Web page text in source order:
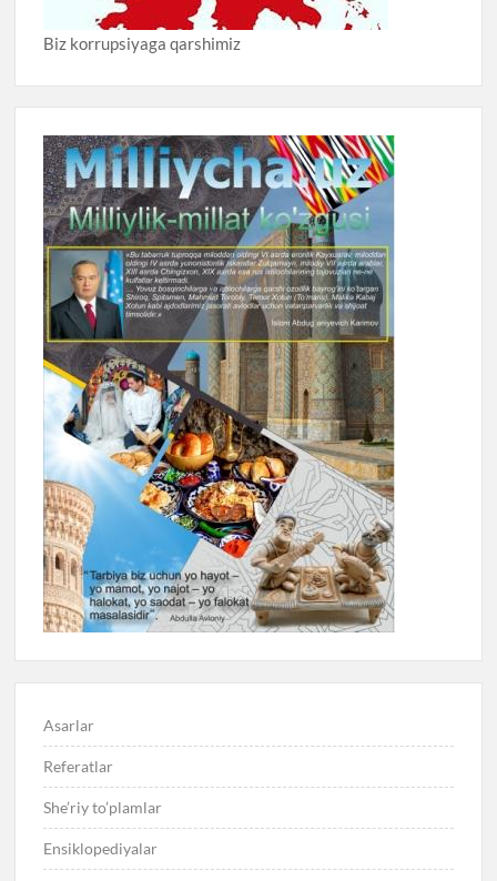
Biz korrupsiyaga qarshimiz
Asarlar
Referatlar
She’riy to’plamlar
Ensiklopediyalar